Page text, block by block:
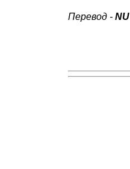
Перевод - NU